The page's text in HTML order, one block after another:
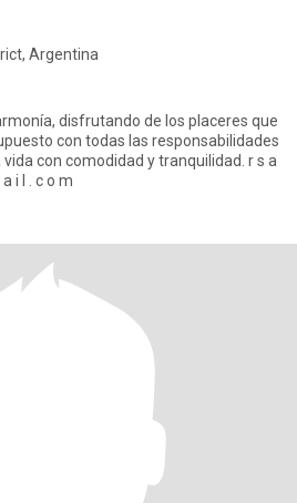
Argentina
disfrutando de los placeres que
con todas las responsabilidades
con comodidad y tranquilidad. r s a
i l . c o m